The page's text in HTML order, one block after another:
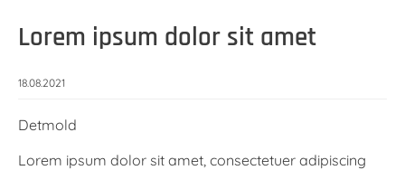
Lorem ipsum dolor sit amet
18.08.2021
Detmold
Lorem ipsum dolor sit amet, consectetuer adipiscing